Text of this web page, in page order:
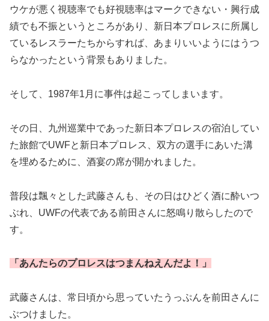
ウケが悪く視聴率でも好視聴率はマークできない・興行成
績でも不振というところがあり、新日本プロレスに所属し
ているレスラーたちからすれば、あまりいいようにはうつ
らなかったという背景もありました。
そして、1987年1月に事件は起こってしまいます。
その日、九州巡業中であった新日本プロレスの宿泊してい
た旅館でUWFと新日本プロレス、双方の選手にあいた溝
を埋めるために、酒宴の席が開かれました。
普段は飄々とした武藤さんも、その日はひどく酒に酔いつ
ぶれ、UWFの代表である前田さんに怒鳴り散らしたので
す。
「あんたらのプロレスはつまんねえんだよ！」
武藤さんは、常日頃から思っていたうっぷんを前田さんに
ぶつけました。